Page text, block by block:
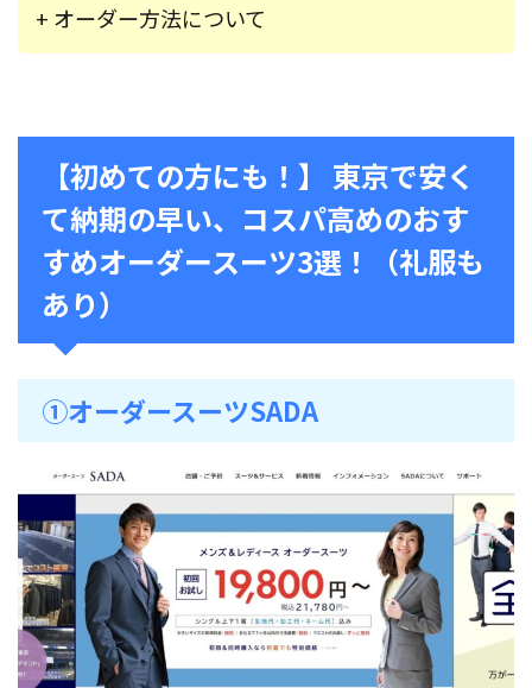
+ オーダー方法について
【初めての方にも！】 東京で安く
て納期の早い、コスパ高めのおす
すめオーダースーツ3選！（礼服も
あり）
➀オーダースーツSADA